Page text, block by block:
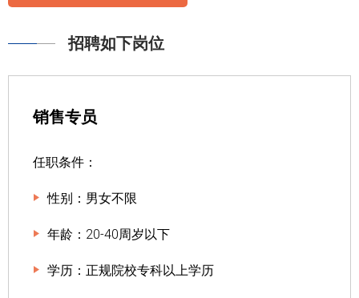
招聘如下岗位
销售专员
任职条件：
性别：男女不限
年龄：20-40周岁以下
学历：正规院校专科以上学历